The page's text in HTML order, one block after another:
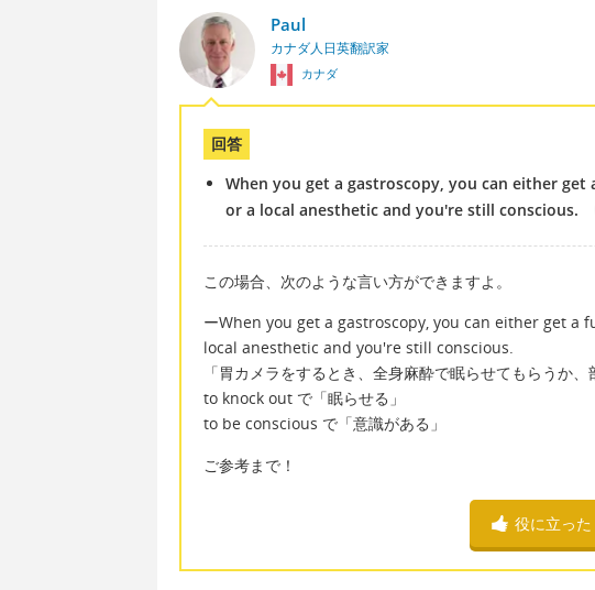
Paul
カナダ人日英翻訳家
カナダ
回答
When you get a gastroscopy, you can either
or a local anesthetic and you're still conscious.
この場合、次のような言い方ができますよ。
ーWhen you get a gastroscopy, you can either get
local anesthetic and you're still conscious.
「胃カメラをするとき、全身麻酔で眠らせてもらうか
to knock out で「眠らせる」
to be conscious で「意識がある」
ご参考まで！
役に立った